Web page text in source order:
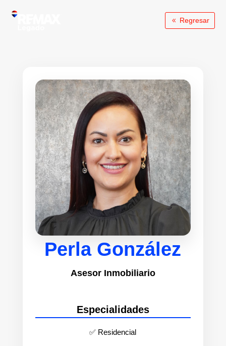
Regresar
Perla González
Asesor Inmobiliario
Especialidades
✅ Residencial